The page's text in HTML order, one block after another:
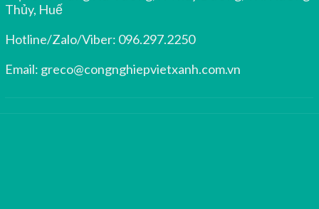
Thủy, Huế
Hotline/Zalo/Viber: 096.297.2250
Email: greco@congnghiepvietxanh.com.vn